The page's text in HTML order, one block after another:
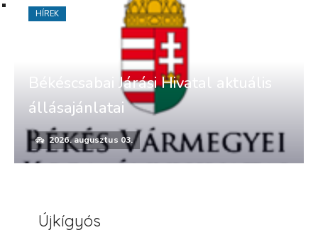
Békéscsabai Járási Hivatal aktuális
állásajánlatai
2026. augusztus 03.
HÍREK
Újkígyós